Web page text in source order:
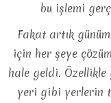
bu işlemi
Fakat artık
için her şeye
hale geldi.
yeri gibi yerlerin